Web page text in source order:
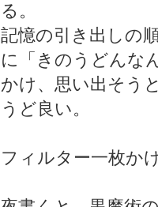
る。
記憶の引き出しの
に「きのうどん
かけ、思い出そう
うど良い。
フィルター一枚か